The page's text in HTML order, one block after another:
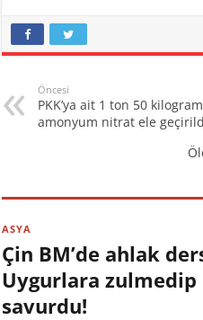
Öncesi
PKK’ya ait 1 ton 50 kilogram
amonyum nitrat ele
ASYA
Çin BM’de ahlak
Uygurlara zulmedip
savurdu!